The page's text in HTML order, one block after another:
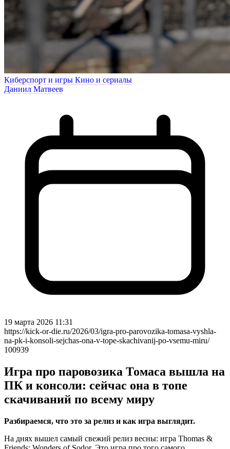
Киберспорт и игры Кино и сериалы
Даниил Матвеев
19 марта 2026 11:31
https://kick-or-die.ru/2026/03/igra-pro-parovozika-tomasa-vyshla-
na-pk-i-konsoli-sejchas-ona-v-tope-skachivanij-po-vsemu-miru/
100939
Игра про паровозика Томаса вышла на
ПК и консоли: сейчас она в топе
скачиваний по всему миру
Разбираемся, что это за релиз и как игра выглядит.
На днях вышел самый свежий релиз весны: игра Thomas &